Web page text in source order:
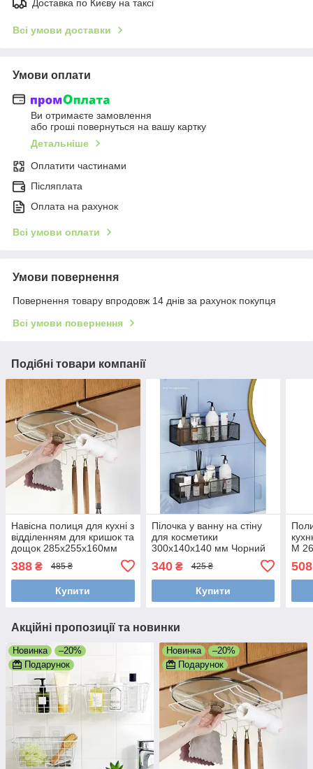
Доставка по Києву на таксі
Всі умови доставки
Умови оплати
Ви отримаєте замовлення
або гроші повернуться на вашу картку
Детальніше
Оплатити частинами
Післяплата
Оплата на рахунок
Всі умови оплати
Умови повернення
Повернення товару впродовж 14 днів за рахунок покупця
Всі умови повернення
Подібні товари компанії
Навісна полиця для кухні з
відділенням для кришок та
дощок 285х255х160мм
388 ₴ 485 ₴
Купити
Пілочка у ванну на стіну
для косметики
300х140х140 мм Чорний
340₴ 425 ₴
Купити
M
508
Акційні пропозиції та новинки
Новинка
–20%
Подарунок
Новинка
–20%
Подарунок